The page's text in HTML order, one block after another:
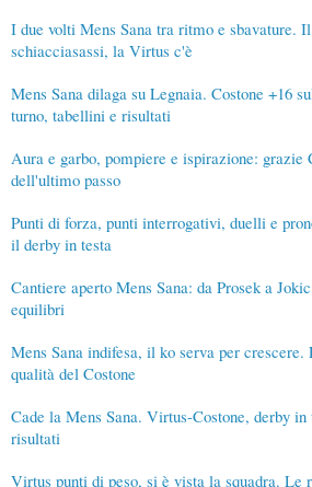
I due volti Mens Sana tra ritmo e sbavature.
schiacciasassi, la Virtus c'è
Mens Sana dilaga su Legnaia. Costone +16
turno, tabellini e risultati
Aura e garbo, pompiere e ispirazione:
dell'ultimo passo
Punti di forza, punti interrogativi, duelli e
il derby in testa
Cantiere aperto Mens Sana: da Prosek a
equilibri
Mens Sana indifesa, il ko serva per
qualità del Costone
Cade la Mens Sana. Virtus-Costone, derby
risultati
Virtus punti di peso, si è vista la squadra. Le